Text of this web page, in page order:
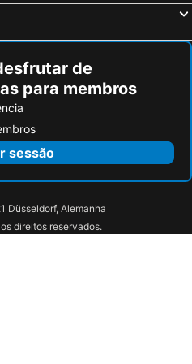
de
para membros
sessão
Düsseldorf, Alemanha
direitos reservados.